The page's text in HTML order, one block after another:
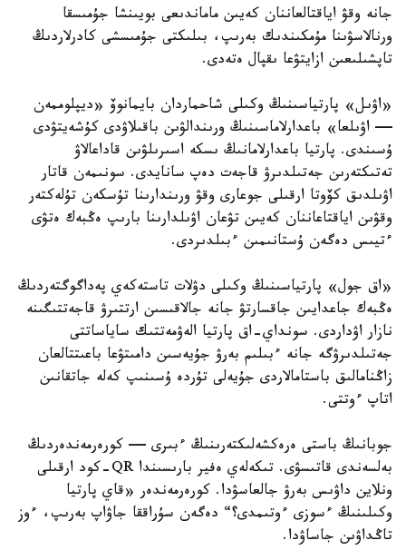
جانە وقۋ اياقتالعاننان كەيىن ماماندىعى بويىنشا جۇمىسقا
ورنالاسۋىنا مۇمكىندىك بەرىپ، بىلىكتى جۇمىسشى كادرلاردىڭ
تاپشىلىعىن ازايتۋعا ىقپال ەتەدى.
«اۋىل» پارتياسىنىڭ وكىلى شاحماردان بايمانوۆ «ديپلوممەن
— اۋىلعا» باعدارلاماسىنىڭ ورىندالۋىن باقىلاۋدى كۇشەيتۋدى
ۇسىندى. پارتيا باعدارلامانىڭ ىسكە اسىرىلۋىن قاداعالاۋ
تەتىكتەرىن جەتىلدىرۋ قاجەت دەپ سانايدى. سونىمەن قاتار
اۋىلدىق كۆوتا ارقىلى جوعارى وقۋ ورىندارىنا تۇسكەن تۇلەكتەر
وقۋىن اياقتاعاننان كەيىن تۋعان اۋىلدارىنا بارىپ ەڭبەك ەتۋى
ءتيىس دەگەن ۇستانىمىن ءبىلدىردى.
«اق جول» پارتياسىنىڭ وكىلى دۋلات تاستەكەي پەداگوگتەردىڭ
ەڭبەك جاعدايىن جاقسارتۋ جانە جالاقىسىن ارتتىرۋ قاجەتتىگىنە
نازار اۋداردى. سونداي-اق پارتيا الەۋمەتتىك ساياساتتى
جەتىلدىرۋگە جانە ءبىلىم بەرۋ جۇيەسىن دامىتۋعا باعىتتالعان
زاڭنامالىق باستامالاردى جۇيەلى تۇردە ۇسىنىپ كەلە جاتقانىن
اتاپ ءوتتى.
جوبانىڭ باستى ەرەكشەلىكتەرىنىڭ ءبىرى — كورەرمەندەردىڭ
بەلسەندى قاتىسۋى. تىكەلەي ەفير بارىسىندا QR-كود ارقىلى
ونلاين داۋىس بەرۋ جالعاسۋدا. كورەرمەندەر «قاي پارتيا
وكىلىنىڭ ءسوزى ءوتىمدى؟“ دەگەن سۇراققا جاۋاپ بەرىپ، ءوز
تاڭداۋىن جاساۋدا.